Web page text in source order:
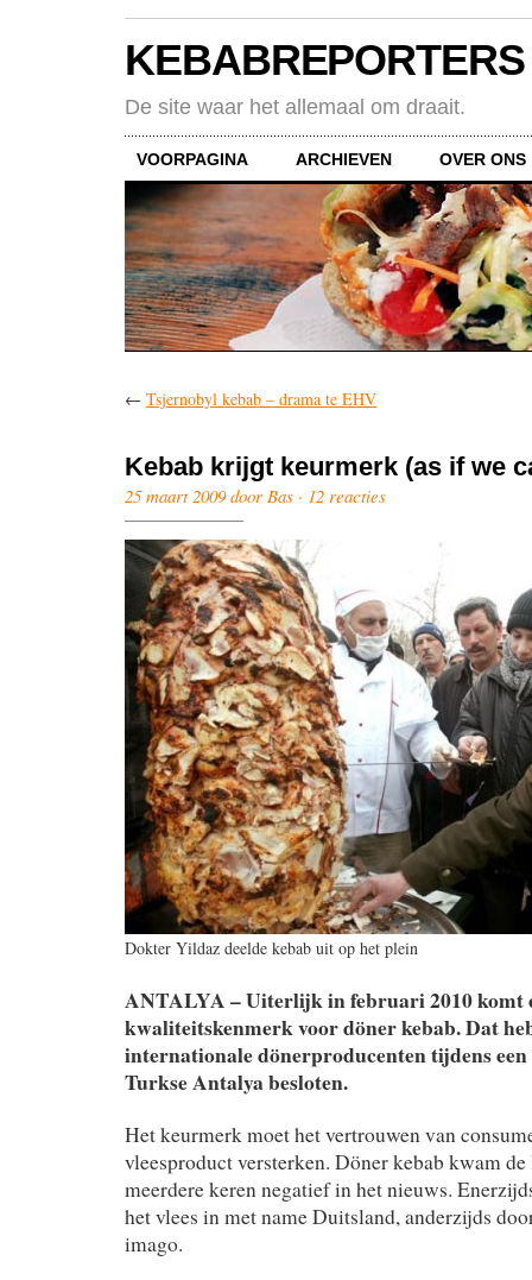
KEBABREPORTERS
De site waar het allemaal om draait.
VOORPAGINA ARCHIEVEN OVER ONS
← Tsjernobyl kebab – drama te EHV
Kebab krijgt keurmerk (as if we
25 maart 2009 door Bas · 12 reacties
Dokter Yildaz deelde kebab uit op het plein
ANTALYA – Uiterlijk in februari 2010 komt
kwaliteitskenmerk voor döner kebab. Dat
internationale dönerproducenten tijdens een
Turkse Antalya besloten.
Het keurmerk moet het vertrouwen van
vleesproduct versterken. Döner kebab kwam de
meerdere keren negatief in het nieuws.
het vlees in met name Duitsland, anderzijds
imago.